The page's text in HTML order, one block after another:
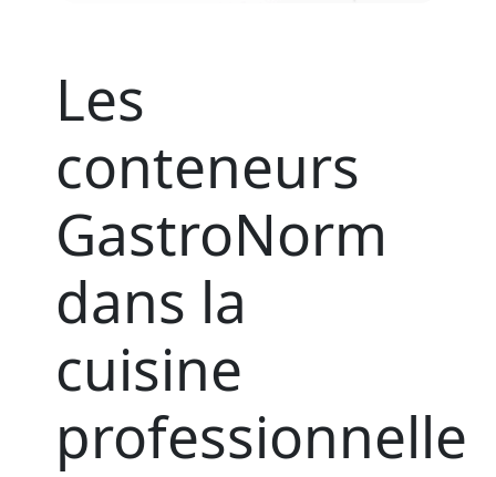
Les
conteneurs
GastroNorm
dans la
cuisine
professionnelle